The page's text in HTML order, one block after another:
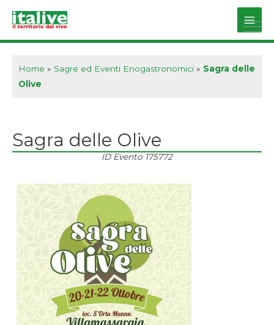
Main
Home » Sagre ed Eventi Enogastronomici » Sagra delle
Olive
Sagra delle Olive
ID Evento 175772